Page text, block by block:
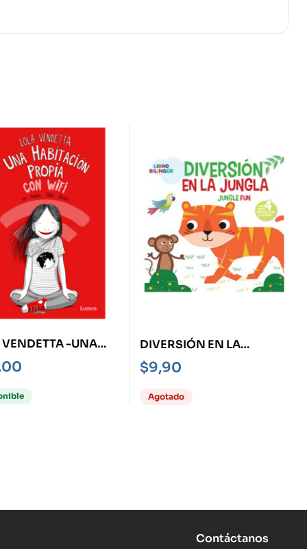
VENDETTA -UNA
PROPIA
DIVERSIÓN EN LA
JUNGLA
$9,90
Agotado
Contáctanos